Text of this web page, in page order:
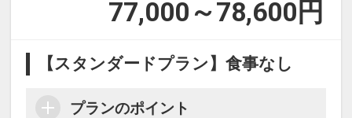
77,000～78,600 円
【スタンダードプラン】食事なし
プランのポイント